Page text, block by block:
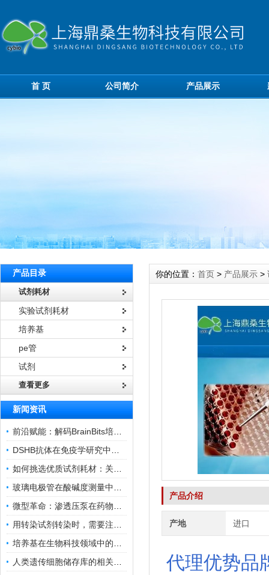
首 页 公司简介 产品展示
产品目录
试剂耗材
实验试剂耗材
培养基
pe管
试剂
查看更多
新闻资讯
你的位置： 首页 > 产品展示 >
产品介绍
产地 进口
代理优势品